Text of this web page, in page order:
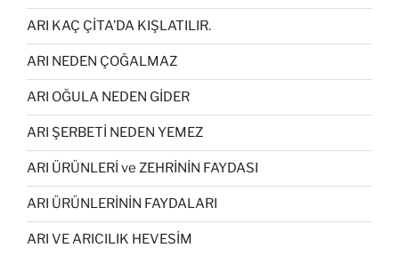
ARI KAÇ ÇİTA’DA KIŞLATILIR.
ARI NEDEN ÇOĞALMAZ
ARI OĞULA NEDEN GİDER
ARI ŞERBETİ NEDEN YEMEZ
ARI ÜRÜNLERİ ve ZEHRİNİN FAYDASI
ARI ÜRÜNLERİNİN FAYDALARI
ARI VE ARICILIK HEVESİM